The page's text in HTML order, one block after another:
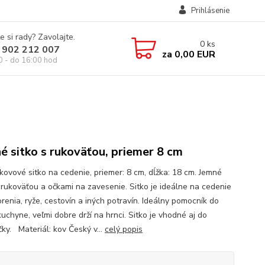
Prihlásenie
si rady? Zavolajte.
212 007
- do 16:00 hod
0 ks
za 0,00 EUR
sitko s rukoväťou, priemer 8 cm
sitko na cedenie, priemer: 8 cm, dĺžka: 18 cm. Jemné
a očkami na zavesenie. Sitko je ideálne na cedenie
ryže, cestovín a iných potravín. Ideálny pomocník do
veľmi dobre drží na hrnci. Sitko je vhodné aj do
Materiál: kov Český v... celý popis